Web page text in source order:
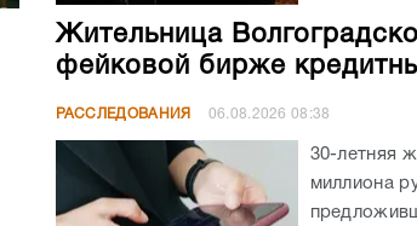
Жительница
фейковой бирже
РАССЛЕДОВАНИЯ 06.08.202608:38
30-летняя
миллиона